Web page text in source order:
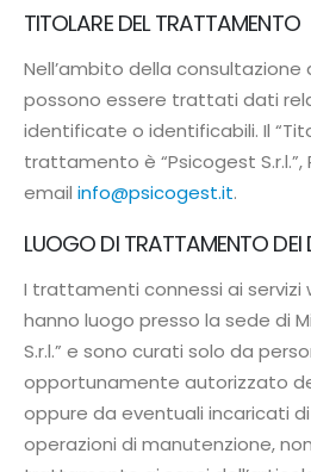
TITOLARE DEL TRATTAMENTO
Nell’ambito della
possono essere trattati dati
identificate o identificabili. Il
trattamento è “Psicogest S.r.l.”,
email info@psicogest.it.
LUOGO DI TRATTAMENTO DEI
I trattamenti connessi ai servizi
hanno luogo presso la sede di
S.r.l.” e sono curati solo da
opportunamente autorizzato
oppure da eventuali incaricati
operazioni di manutenzione,